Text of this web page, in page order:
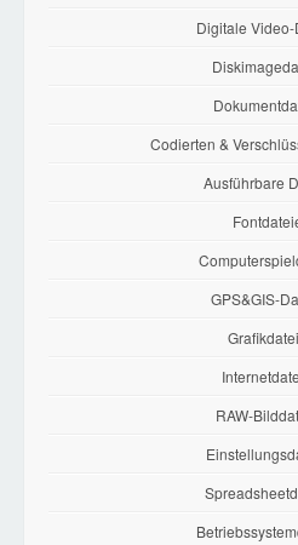
Digitale
Codierten &
Ausführbare
GPS&GIS-
RAW-